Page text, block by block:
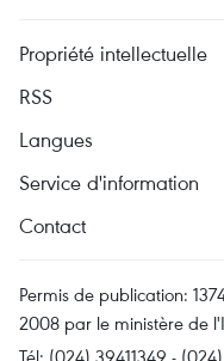
Propriété intellectuelle
RSS
Langues
Service d'information
Contact
Permis de publication:
2008 par le ministère de